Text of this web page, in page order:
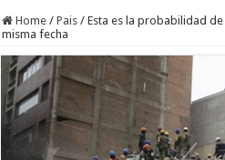
Home / Pais / Esta es la probabilidad
misma fecha